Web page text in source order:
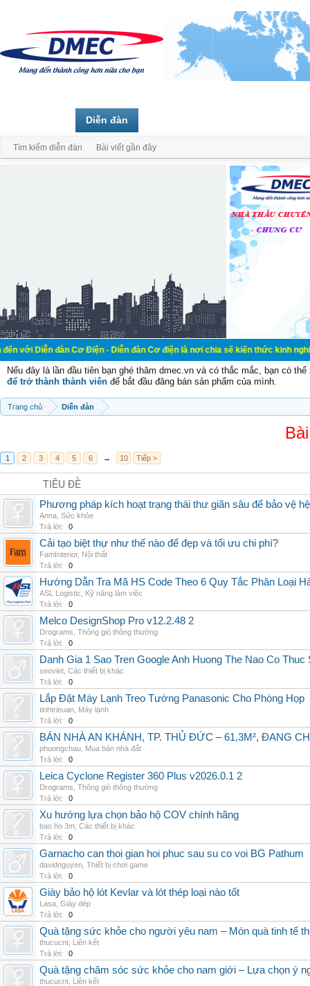
đàn Cơ Điện - Diễn đàn Cơ điện là nơi chia sẽ kiến thức kinh nghiệm
Nếu đây là lần đầu tiên bạn ghé thăm dmec.vn và có thắc mắc, bạn có
để trở thành thành viên để bắt đầu đăng bán sản phẩm của mình.
Trang chủ Diễn đàn
1 2 3 4 5 6 → 10 Tiếp >
TIÊU ĐỀ
Phương pháp kích hoạt trạng thái thư giãn sâu để bảo vệ
Anna Sức khỏe
Trả lời:
0
Cải tạo biệt thự như thế nào để đẹp và tối ưu chi phí?
FamInterior, Nội thất
Trả lời:
0
Hướng Dẫn Tra Mã HS Code Theo 6 Quy Tắc Phân Loại
ASL Logistic
Kỹ năng làm việc
Trả lời:
0
Melco DesignShop Pro v12.2.48 2
Drograms Thông gió thông thường
Trả lời:
0
Danh Gia 1 Sao Tren Google Anh Huong The Nao Co Thuc
seoviet Các thiết bị khác
Trả lời:
0
Lắp Đặt Máy Lạnh Treo Tường Panasonic Cho Phòng Họp
tinhtrieuan Máy lạnh
Trả lời:
0
BÁN NHÀ AN KHÁNH, TP. THỦ ĐỨC – 61,3M², ĐANG
phuongchau Mua bán nhà đất
Trả lời:
0
Leica Cyclone Register 360 Plus v2026.0.1 2
Drograms Thông gió thông thường
Trả lời:
0
Xu hướng lựa chọn bảo hộ COV chính hãng
bao ho 3m Các thiết bị khác
Trả lời:
0
Garnacho can thoi gian hoi phuc sau su co voi BG Pathum
davidnguyen Thiết bị chơi game
Trả lời:
0
Giày bảo hộ lót Kevlar và lót thép loại nào tốt
Lasa Giày dép
Trả lời:
0
Quà tặng sức khỏe cho người yêu nam – Món quà tinh tế
thucucnt Liên kết
Trả lời:
0
Quà tặng chăm sóc sức khỏe cho nam giới – Lựa chọn ý
thucucnt Liên kết
Diễn đàn
Tìm kiếm diễn đàn Bài viết gần đây